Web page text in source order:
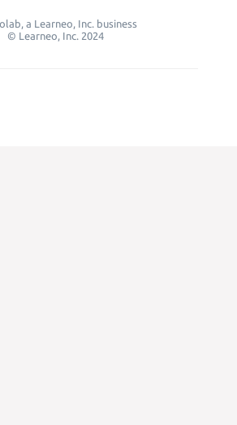
a Learneo, Inc. business
© Learneo, Inc. 2024